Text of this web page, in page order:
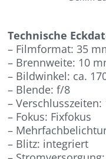
Technische
– Filmformat: 35
– Brennweite: 10
– Bildwinkel: ca.
– Blende: f/8
–
– Fokus: Fixfokus
–
– Blitz: integriert